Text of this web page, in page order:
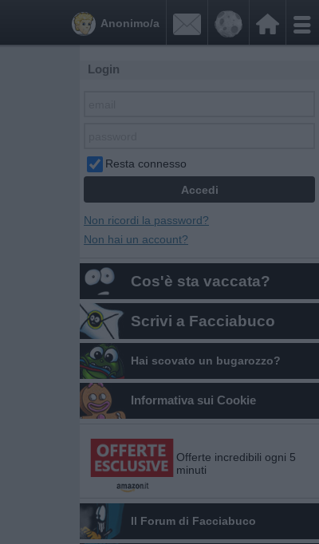


Anonimo/a
Login
Resta connesso
Non ricordi la password?
Non hai un account?
Cos'è sta vaccata?
Scrivi a Facciabuco
Hai scovato un bugarozzo?
Informativa sui Cookie
Offerte incredibili ogni 5
minuti
Il Forum di Facciabuco